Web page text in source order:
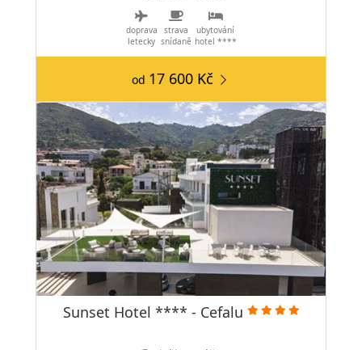
doprava
letecky
strava
snídaně
ubytování
hotel ****
od 17 600 Kč
Sunset Hotel **** - Cefalu